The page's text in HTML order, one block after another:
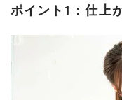
ポイント1：仕上